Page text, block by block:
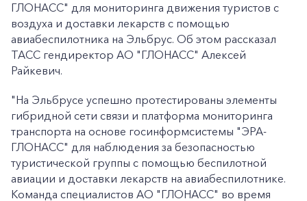
ГЛОНАСС" для мониторинга движения туристов с
воздуха и доставки лекарств с помощью
авиабеспилотника на Эльбрус. Об этом рассказал
ТАСС гендиректор АО "ГЛОНАСС" Алексей
Райкевич.
"На Эльбрусе успешно протестированы элементы
гибридной сети связи и платформа мониторинга
транспорта на основе госинформсистемы "ЭРА-
ГЛОНАСС" для наблюдения за безопасностью
туристической группы с помощью беспилотной
авиации и доставки лекарств на авиабеспилотнике.
Команда специалистов АО "ГЛОНАСС" во время